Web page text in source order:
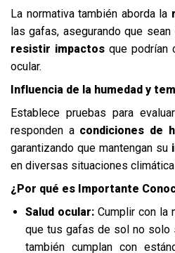
La normativa también aborda la
las gafas, asegurando que sean
resistir impactos que podrían
ocular.
Influencia de la humedad y
Establece pruebas para
responden a condiciones de
garantizando que mantengan su
en diversas situaciones
¿Por qué es Importante
Salud ocular:Cumplir con la
que tus gafas de sol no solo
también cumplan con